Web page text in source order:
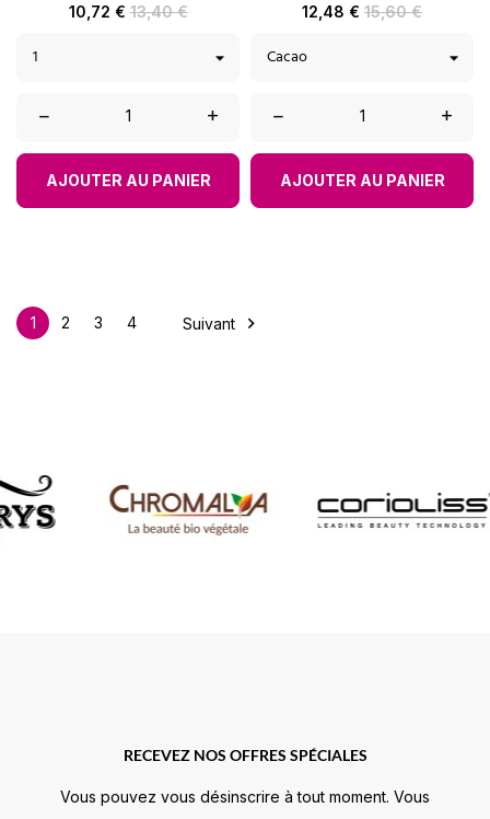
Prix
10,72 € Prix
de
13,40 €
– +
AJOUTER AU PANIER
Prix
12,48 € Prix
de
15,60 €
– +
AJOUTER AU PANIER
1 2 3 4 Suivant 
RECEVEZ NOS OFFRES SPÉCIALES
Vous pouvez vous désinscrire à tout moment. Vous